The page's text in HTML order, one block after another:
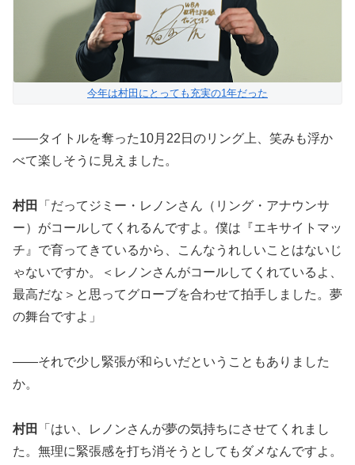
今年は村田にとっても充実の1年だった
――タイトルを奪った10月22日のリング上、笑みも浮か
べて楽しそうに見えました。
村田
「だってジミー・レノンさん（リング・アナウンサ
ー）がコールしてくれるんですよ。僕は『エキサイトマッ
チ』で育ってきているから、こんなうれしいことはないじ
ゃないですか。＜レノンさんがコールしてくれているよ、
最高だな＞と思ってグローブを合わせて拍手しました。夢
の舞台ですよ」
――それで少し緊張が和らいだということもありました
か。
村田
「はい、レノンさんが夢の気持ちにさせてくれまし
た。無理に緊張感を打ち消そうとしてもダメなんですよ。